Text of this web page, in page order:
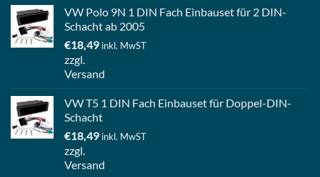
VW Polo 9N 1 DIN Fach Einbauset für 2 DIN-
Schacht ab 2005
€18,49 inkl. MwST
zzgl.
Versand
VW T5 1 DIN Fach Einbauset für Doppel-DIN-
Schacht
€18,49 inkl. MwST
zzgl.
Versand